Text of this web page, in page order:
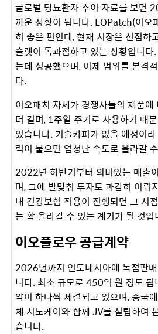
글로벌 당뇨환자 추이 자료를 보면
까운 상황이 됩니다. EOPatch(이오
히 좋은 편인데, 현재 시장은 선점하
슐렛이 독과점하고 있는 상황입니
는데 성공했으며, 이제 범위를 본격
다.
이오패치 자체가 경쟁사들의 제품
더 길며, 1주일 주기로 사용하기 때
있습니다. 기술카피가 없을 예정이
력이 붙으면 엄청난 속도로 올라갈
2022년 하반기부터 의미있는 매출
며, 그에 발맞춰 투자도 과감히 이뤄
내 건강보험 적용이 진행되면 그 시
는 확 올라갈 수 있는 계기가 될 것입
이오플로우 공급계약
2026년까지 인도네시아에 독점판
니다. 최소 규모로 450억 원 정도 됩
약이 하나씩 체결되고 있으며, 중국
체 시노케어와 함께 JV를 설립하여
습니다.